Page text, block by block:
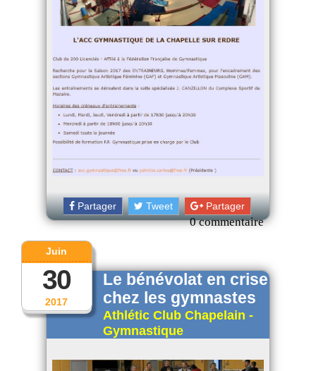
Partager Tweet Partager
0 commentaire
2017
Juin
30
Le bénévolat en crise
chez les gymnastes
Athlétic Club Chapelain -
Gymnastique